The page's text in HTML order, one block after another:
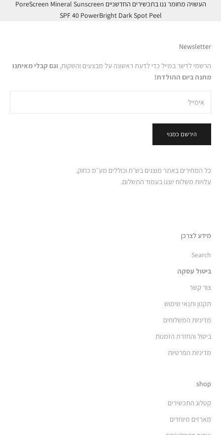
העשויה מחומר ננו בתכשירים החדשניים PoreScreen Mineral Sunscreen
SPF 40 PowerBright Dark Spot Peel
Newsletter
הרשמי לדיוור במייל כדי לדעת ראשונה על מבצעים והשקות, וגם קבלי מאיתנו
מתנה ביום ההולדת!
הירשם כמנוי
כל המחירים באתר מוצגים בש״ח וכוללים מע״מ כחוק.
עלויות משלוח יוצגו בעמוד התשלום.
מידע לצרכן
Search
ביטול עסקה
צור קשר
תקנון ותנאי שימוש
מדיניות המשלוחים
ביטול והחזרת הזמנות
מדיניות הפרטיות
shop
קטלוג התכשירים
מארזים מיוחדים